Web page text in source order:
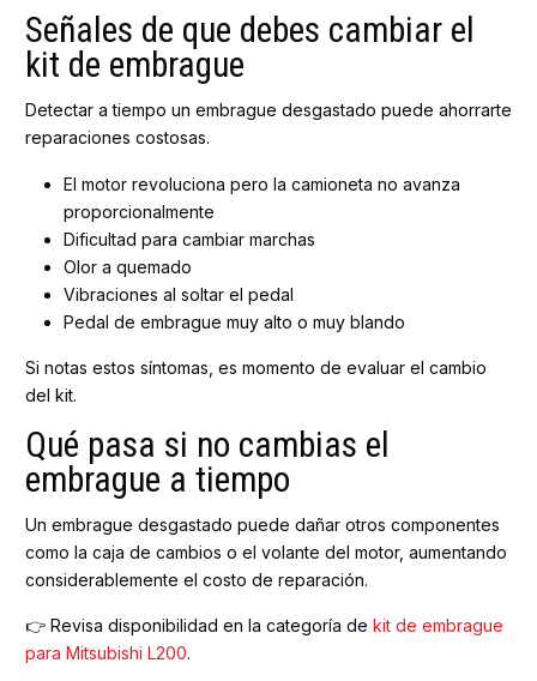
Señales de que debes cambiar el
kit de embrague
Detectar a tiempo un embrague desgastado puede ahorrarte
reparaciones costosas.
El motor revoluciona pero la camioneta no avanza
proporcionalmente
Dificultad para cambiar marchas
Olor a quemado
Vibraciones al soltar el pedal
Pedal de embrague muy alto o muy blando
Si notas estos síntomas, es momento de evaluar el cambio
del kit.
Qué pasa si no cambias el
embrague a tiempo
Un embrague desgastado puede dañar otros componentes
como la caja de cambios o el volante del motor, aumentando
considerablemente el costo de reparación.
👉 Revisa disponibilidad en la categoría de kit de embrague
para Mitsubishi L200.